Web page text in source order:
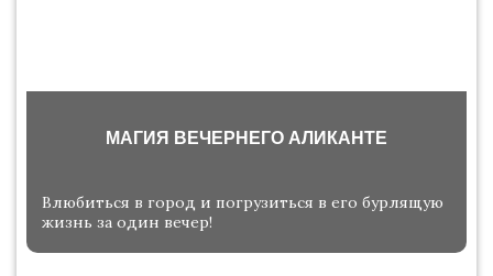
МАГИЯ ВЕЧЕРНЕГО АЛИКАНТЕ
Влюбиться в город и погрузиться в его бурлящую
жизнь за один вечер!